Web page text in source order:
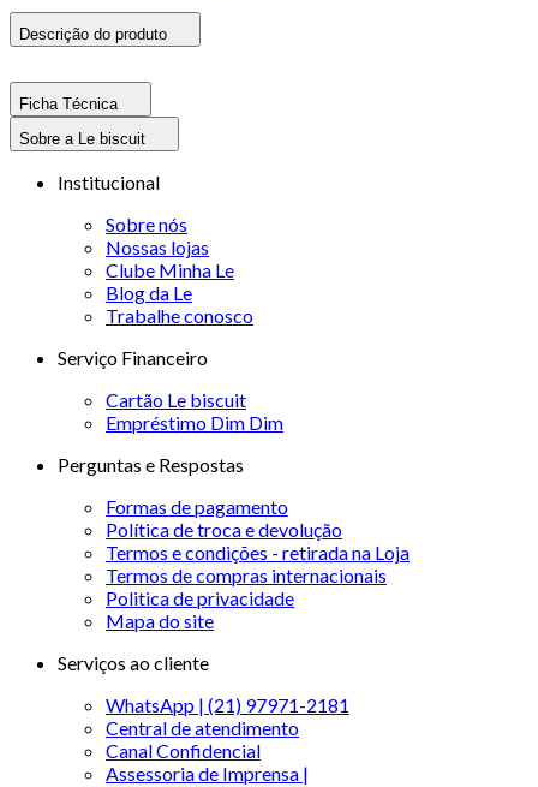
Descrição do produto
Ficha Técnica
Sobre a Le biscuit
Institucional
Sobre nós
Nossas lojas
Clube Minha Le
Blog da Le
Trabalhe conosco
Serviço Financeiro
Cartão Le biscuit
Empréstimo Dim Dim
Perguntas e Respostas
Formas de pagamento
Política de troca e devolução
Termos e condições - retirada na Loja
Termos de compras internacionais
Politica de privacidade
Mapa do site
Serviços ao cliente
WhatsApp | (21) 97971-2181
Central de atendimento
Canal Confidencial
Assessoria de Imprensa |